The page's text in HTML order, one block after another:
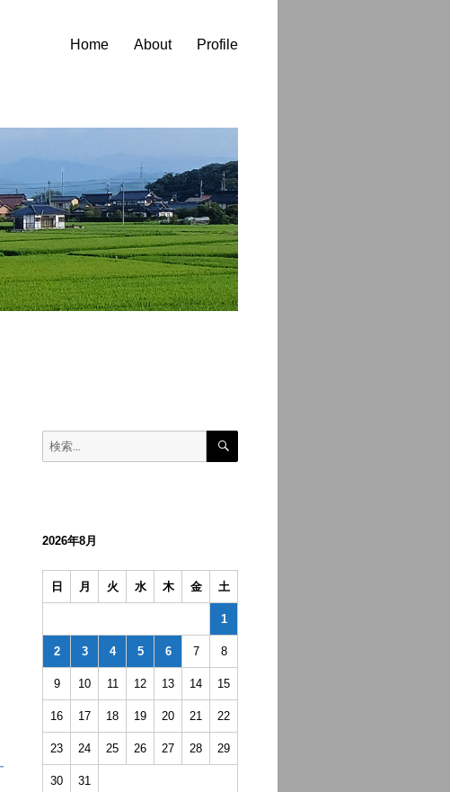
Home About Profile
検
検
2026年8月
日 月 火 水 木 金 土
1
2 3 4 5 6 7 8
9 10 11 12 13 14 15
16 17 18 19 20 21 22
23 24 25 26 27 28 29
30 31